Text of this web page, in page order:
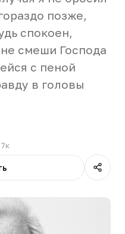
позже,
спокоен,
смеши Господа
с пеной
в головы